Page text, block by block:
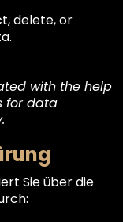
delete, or
with the help
for data
Sie über die